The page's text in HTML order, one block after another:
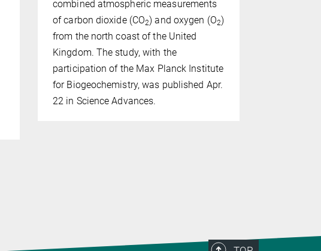
combined atmospheric measurements
of carbon dioxide (CO2) and oxygen (O2)
from the north coast of the United
Kingdom. The study, with the
participation of the Max Planck Institute
for Biogeochemistry, was published Apr.
22 in Science Advances.